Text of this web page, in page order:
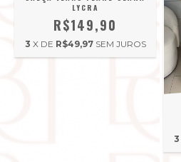
LYCRA
R$149,90
3 X DE R$49,97 SEM JUROS
3